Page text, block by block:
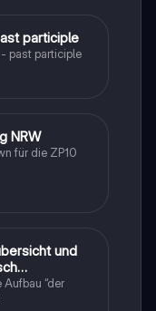
participle
past participle
NRW
für die ZP10
und
“der